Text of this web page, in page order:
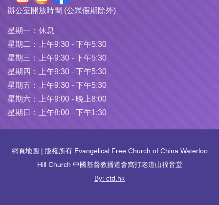
辦公室開放時間 (公眾假期除外)
星期一： 休息
星期二：
上午9:30 - 下午5:30
星期三：
上午9:30 - 下午5:30
星期四：
上午9:30 - 下午5:30
星期五：
上午9:30 - 下午5:30
星期六：
上午9:00 - 晚上8:00
星期日：
上午8:00 - 下午1:30
網頁地圖 | 版權所有 Evangelical Free Church of China Waterloo
Hill Church 中國基督教播道會窩打老道山福音堂
By: ctd.hk